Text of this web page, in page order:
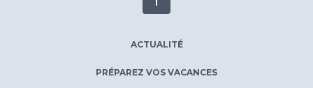
ACTUALITÉ
PRÉPAREZ VOS VACANCES